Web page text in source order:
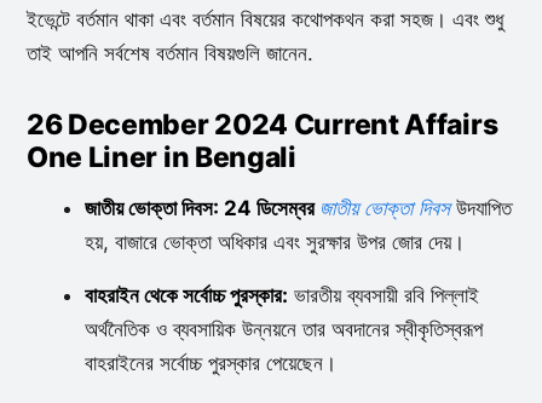
ইভেন্টে বর্তমান থাকা এবং বর্তমান বিষয়ের কথোপকথন করা সহজ। এবং শুধু
তাই আপনি সর্বশেষ বর্তমান বিষয়গুলি জানেন.
26 December 2024 Current Affairs
One Liner in Bengali
জাতীয় ভোক্তা দিবস: 24 ডিসেম্বর জাতীয় ভোক্তা দিবসউদযাপিত
হয়, বাজারে ভোক্তা অধিকার এবং সুরক্ষার উপর জোর দেয়।
বাহরাইন থেকে সর্বোচ্চ পুরস্কার: ভারতীয় ব্যবসায়ী রবি পিল্লাই
অর্থনৈতিক ও ব্যবসায়িক উন্নয়নে তার অবদানের স্বীকৃতিস্বরূপ
বাহরাইনের সর্বোচ্চ পুরস্কার পেয়েছেন।